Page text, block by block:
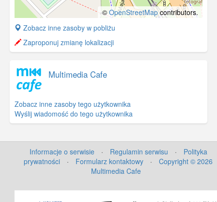
© OpenStreetMapcontributors.
+
−
Zobacz inne zasoby w pobliżu
Zaproponuj zmianę lokalizacji
Multimedia Cafe
Zobacz inne zasoby tego użytkownika
Wyślij wiadomość do tego użytkownika
Informacje o serwisie · Regulamin serwisu ·
Polityka
prywatności
· Formularz kontaktowy ·
Copyright © 2026
Multimedia Cafe